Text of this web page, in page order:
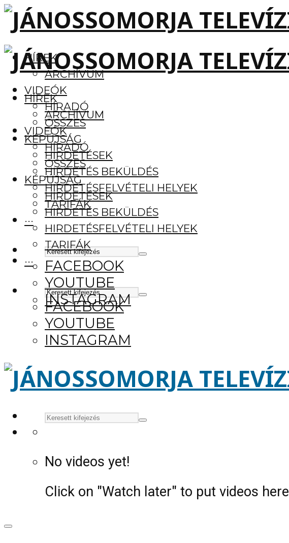
HÍREK
ARCHÍVUM
VIDEÓK
HÍRADÓ
ÖSSZES
KÉPÚJSÁG
HIRDETÉSEK
HIRDETÉS BEKÜLDÉS
HIRDETÉSFELVÉTELI HELYEK
TARIFÁK
···
FACEBOOK
YOUTUBE
INSTAGRAM
HÍREK
ARCHÍVUM
VIDEÓK
HÍRADÓ
ÖSSZES
KÉPÚJSÁG
HIRDETÉSEK
HIRDETÉS BEKÜLDÉS
HIRDETÉSFELVÉTELI HELYEK
TARIFÁK
···
FACEBOOK
YOUTUBE
INSTAGRAM
No videos yet!
Click on "Watch later" to put videos here